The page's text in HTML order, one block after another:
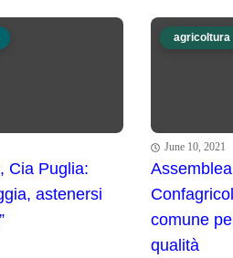
Cia Puglia:
astenersi
agricoltura
June 10, 2021
comune
qualità